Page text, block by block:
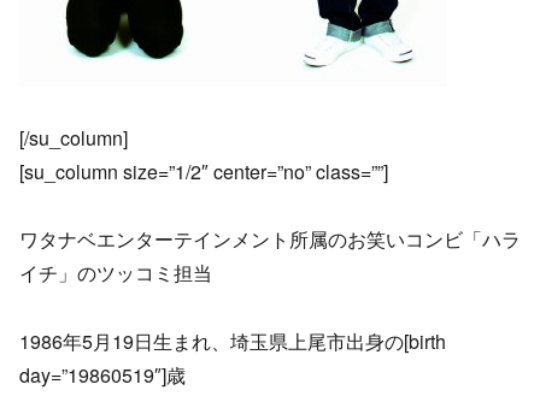
[/su_column]
[su_column size=”1/2″ center=”no” class=””]
ワタナベエンターテインメント所属のお笑いコンビ「ハラ
イチ」のツッコミ担当
1986年5月19日生まれ、埼玉県上尾市出身の[birth
day=”19860519″]歳